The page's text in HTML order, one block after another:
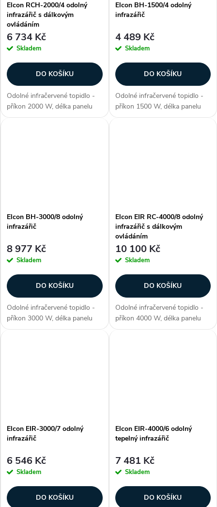
Elcon RCH-2000/4 odolný
infrazářič s dálkovým
ovládáním
6 734 Kč
Skladem
DO KOŠÍKU
Odolné infračervené topidlo -
příkon 2000 W, délka panelu
470 mm, voděodolné (krytí IP
Elcon BH-1500/4 odolný
infrazářič
4 489 Kč
Skladem
DO KOŠÍKU
Odolné infračervené topidlo -
příkon 1500 W, délka panelu
400 mm, voděodolné (krytí IP
Elcon BH-3000/8 odolný
infrazářič
8 977 Kč
Skladem
DO KOŠÍKU
Odolné infračervené topidlo -
příkon 3000 W, délka panelu
800 mm, voděodolné (krytí IP
Elcon EIR RC-4000/8 odolný
infrazářič s dálkovým
ovládáním
10 100 Kč
Skladem
DO KOŠÍKU
Odolné infračervené topidlo -
příkon 4000 W, délka panelu
870 mm, voděodolné (krytí IP
Elcon EIR-3000/7 odolný
infrazářič
6 546 Kč
Skladem
DO KOŠÍKU
Elcon EIR-4000/6 odolný
tepelný infrazářič
7 481 Kč
Skladem
DO KOŠÍKU